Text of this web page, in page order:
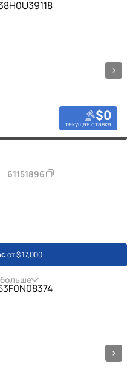
$0
текущая ставка
61151896
от $ 17,000